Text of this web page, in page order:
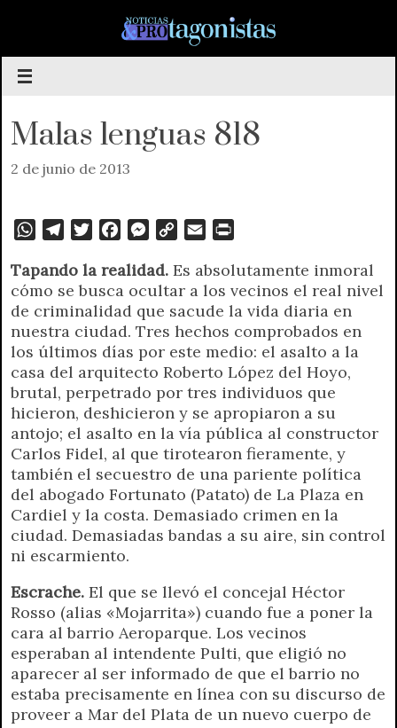
contenido
Malas lenguas 818
2 de junio de 2013
W
a
t
s
A
p
p
l
e
g
r
a
m
i
t
t
e
r
c
e
b
o
o
k
M
s
s
e
n
g
e
r
p
y
L
i
n
k
a
i
l
i
n
t
F
r
i
e
n
d
l
y
Tapando la realidad. Es absolutamente inmoral
cómo se busca ocultar a los vecinos el real nivel
de criminalidad que sacude la vida diaria en
nuestra ciudad. Tres hechos comprobados en
los últimos días por este medio: el asalto a la
casa del arquitecto Roberto López del Hoyo,
brutal, perpetrado por tres individuos que
hicieron, deshicieron y se apropiaron a su
antojo; el asalto en la vía pública al constructor
Carlos Fidel, al que tirotearon fieramente, y
también el secuestro de una pariente política
del abogado Fortunato (Patato) de La Plaza en
Cardiel y la costa. Demasiado crimen en la
ciudad. Demasiadas bandas a su aire, sin control
ni escarmiento.
Escrache. El que se llevó el concejal Héctor
Rosso (alias «Mojarrita») cuando fue a poner la
cara al barrio Aeroparque. Los vecinos
esperaban al intendente Pulti, que eligió no
aparecer al ser informado de que el barrio no
estaba precisamente en línea con su discurso de
proveer a Mar del Plata de un nuevo cuerpo de